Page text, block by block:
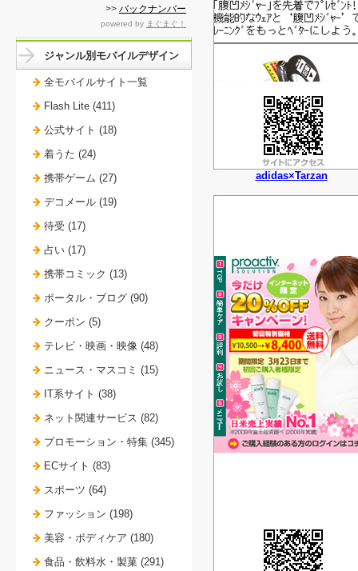
adidas×Tarzan
>> バックナンバー
powered by まぐまぐ！
ジャンル別モバイルデザイン
全モバイルサイト一覧
Flash Lite (411)
公式サイト (18)
着うた (24)
携帯ゲーム (27)
デコメール (19)
待受 (17)
占い (17)
携帯コミック (13)
ポータル・ブログ (90)
クーポン (5)
テレビ・映画・映像 (48)
ニュース・マスコミ (15)
IT系サイト (38)
ネット関連サービス (82)
プロモーション・特集 (345)
ECサイト (83)
スポーツ (64)
ファッション (198)
美容・ボディケア (180)
食品・飲料水・製菓 (291)